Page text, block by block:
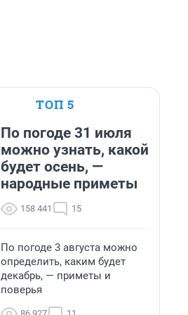
ТОП 5
По погоде 31 июля
можно узнать, какой
будет осень, —
народные приметы
158 441 15
По погоде 3 августа можно
определить, каким будет
декабрь, — приметы и
поверья